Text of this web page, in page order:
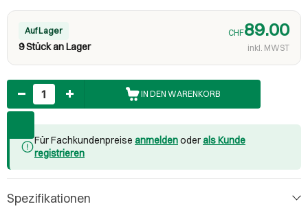
Auf Lager
9 Stück an Lager
CHF89.00
inkl. MWST
Anzahl
IN DEN WARENKORB
Für Fachkundenpreise anmeldenoderals Kunde
registrieren
Spezifikationen